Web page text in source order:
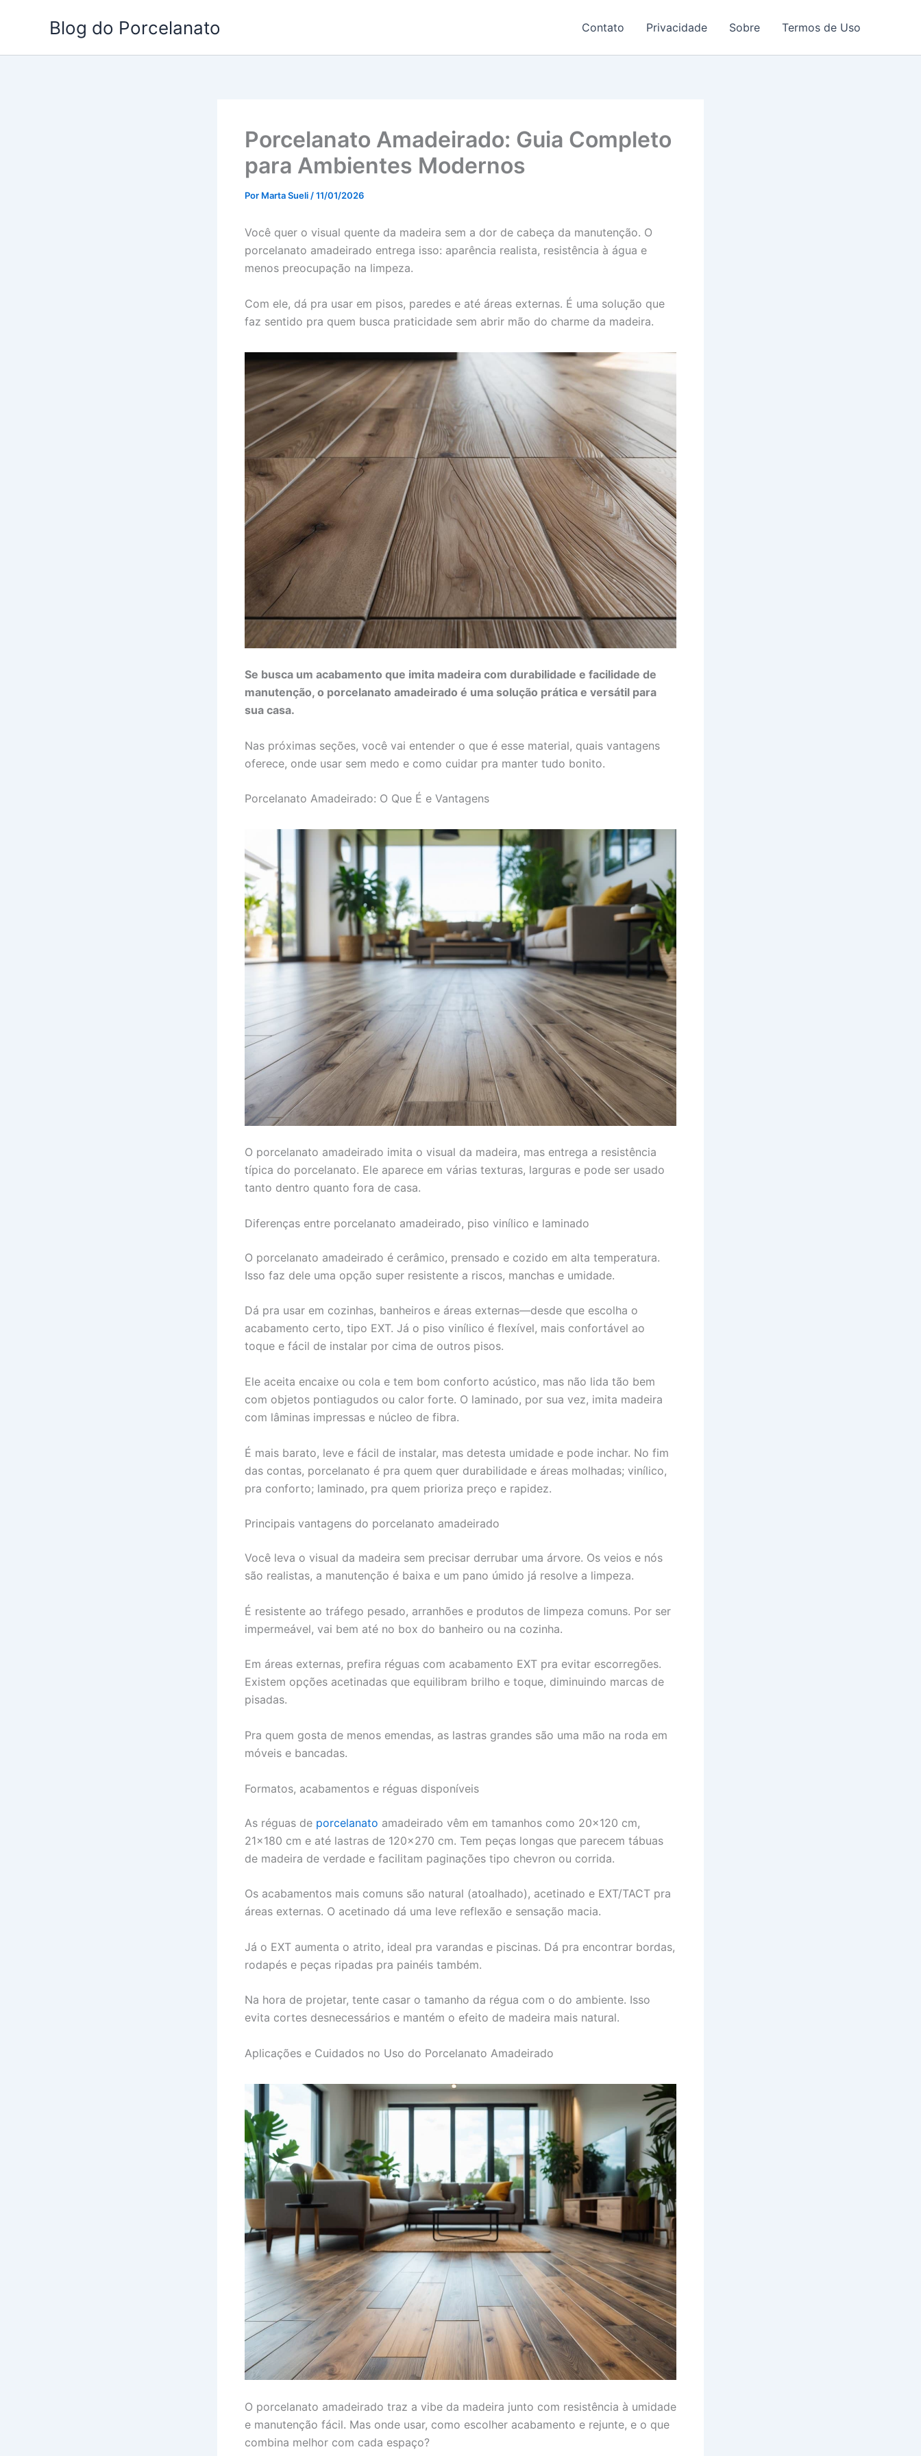
Blog do Porcelanato Contato Privacidade Sobre Termos de Uso
Porcelanato Amadeirado: Guia Completo
para Ambientes Modernos
Por Marta Sueli /11/01/2026
Você quer o visual quente da madeira sem a dor de cabeça da manutenção. O
porcelanato amadeirado entrega isso: aparência realista, resistência à água e
menos preocupação na limpeza.
Com ele, dá pra usar em pisos, paredes e até áreas externas. É uma solução que
faz sentido pra quem busca praticidade sem abrir mão do charme da madeira.
Se busca um acabamento que imita madeira com durabilidade e facilidade de
manutenção, o porcelanato amadeirado é uma solução prática e versátil para
sua casa.
Nas próximas seções, você vai entender o que é esse material, quais vantagens
oferece, onde usar sem medo e como cuidar pra manter tudo bonito.
Porcelanato Amadeirado: O Que É e Vantagens
O porcelanato amadeirado imita o visual da madeira, mas entrega a resistência
típica do porcelanato. Ele aparece em várias texturas, larguras e pode ser usado
tanto dentro quanto fora de casa.
Diferenças entre porcelanato amadeirado, piso vinílico e laminado
O porcelanato amadeirado é cerâmico, prensado e cozido em alta temperatura.
Isso faz dele uma opção super resistente a riscos, manchas e umidade.
Dá pra usar em cozinhas, banheiros e áreas externas—desde que escolha o
acabamento certo, tipo EXT. Já o piso vinílico é flexível, mais confortável ao
toque e fácil de instalar por cima de outros pisos.
Ele aceita encaixe ou cola e tem bom conforto acústico, mas não lida tão bem
com objetos pontiagudos ou calor forte. O laminado, por sua vez, imita madeira
com lâminas impressas e núcleo de fibra.
É mais barato, leve e fácil de instalar, mas detesta umidade e pode inchar. No fim
das contas, porcelanato é pra quem quer durabilidade e áreas molhadas; vinílico,
pra conforto; laminado, pra quem prioriza preço e rapidez.
Principais vantagens do porcelanato amadeirado
Você leva o visual da madeira sem precisar derrubar uma árvore. Os veios e nós
são realistas, a manutenção é baixa e um pano úmido já resolve a limpeza.
É resistente ao tráfego pesado, arranhões e produtos de limpeza comuns. Por ser
impermeável, vai bem até no box do banheiro ou na cozinha.
Em áreas externas, prefira réguas com acabamento EXT pra evitar escorregões.
Existem opções acetinadas que equilibram brilho e toque, diminuindo marcas de
pisadas.
Pra quem gosta de menos emendas, as lastras grandes são uma mão na roda em
móveis e bancadas.
Formatos, acabamentos e réguas disponíveis
As réguas de porcelanato amadeirado vêm em tamanhos como 20×120 cm,
21×180 cm e até lastras de 120×270 cm. Tem peças longas que parecem tábuas
de madeira de verdade e facilitam paginações tipo chevron ou corrida.
Os acabamentos mais comuns são natural (atoalhado), acetinado e EXT/TACT pra
áreas externas. O acetinado dá uma leve reflexão e sensação macia.
Já o EXT aumenta o atrito, ideal pra varandas e piscinas. Dá pra encontrar bordas,
rodapés e peças ripadas pra painéis também.
Na hora de projetar, tente casar o tamanho da régua com o do ambiente. Isso
evita cortes desnecessários e mantém o efeito de madeira mais natural.
Aplicações e Cuidados no Uso do Porcelanato Amadeirado
O porcelanato amadeirado traz a vibe da madeira junto com resistência à umidade
e manutenção fácil. Mas onde usar, como escolher acabamento e rejunte, e o que
combina melhor com cada espaço?